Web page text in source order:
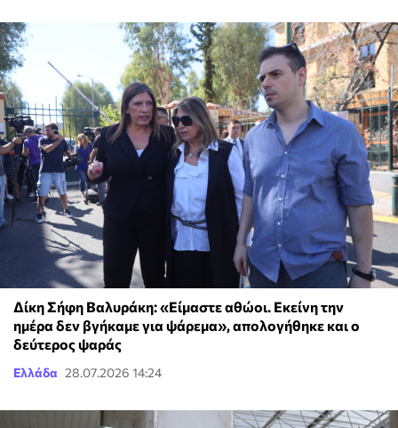
Δίκη Σήφη Βαλυράκη: «Είμαστε αθώοι. Εκείνη την
ημέρα δεν βγήκαμε για ψάρεμα», απολογήθηκε και ο
δεύτερος ψαράς
Ελλάδα 28.07.2026 14:24